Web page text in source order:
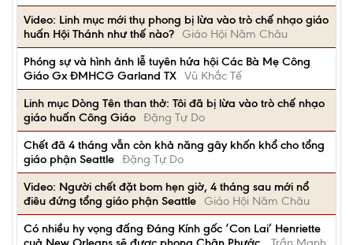
Video: Linh mục mới thụ phong bị lừa vào trò chế nhạo giáo
huấn Hội Thánh như thế nào? Giáo Hội Năm Châu
Phóng sự và hình ảnh lễ tuyên hứa hội Các Bà Mẹ Công
Giáo Gx ĐMHCG Garland TX Vũ Khắc Tế
Linh mục Dòng Tên than thở: Tôi đã bị lừa vào trò chế nhạo
giáo huấn Công Giáo Đặng Tự Do
Chết đã 4 tháng vẫn còn khả năng gây khốn khổ cho tổng
giáo phận Seattle Đặng Tự Do
Video: Người chết đặt bom hẹn giờ, 4 tháng sau mới nổ
điêu đứng tổng giáo phận Seattle Giáo Hội Năm Châu
Có nhiều hy vọng đấng Đáng Kính gốc ‘Con Lai’ Henriette